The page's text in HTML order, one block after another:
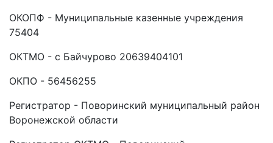
ОКОПФ - Муниципальные казенные учреждения
75404
ОКТМО - с Байчурово 20639404101
ОКПО - 56456255
Регистратор - Поворинский муниципальный район
Воронежской области